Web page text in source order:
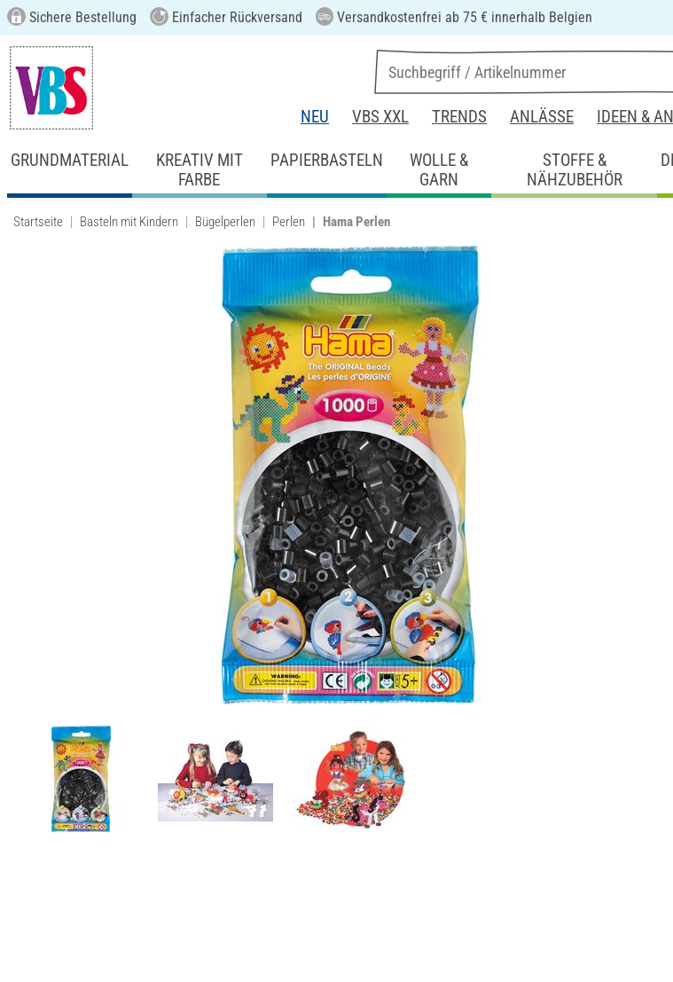
Sichere Bestellung Einfacher Rückversand Versandkostenfrei ab 75 € innerhalb Belgien
NEU VBS XXL TRENDS ANLÄSSE IDEEN &
GRUNDMATERIAL
KREATIV MIT
FARBE
PAPIERBASTELN
WOLLE &
GARN
STOFFE &
NÄHZUBEHÖR
Startseite Basteln mit Kindern Bügelperlen Perlen Hama Perlen